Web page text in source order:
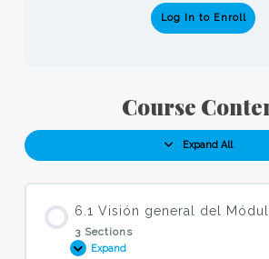
Log In to Enroll
Course
Expand All
Topic
6.1 Visión general del
3 Sections
Expand
6.1